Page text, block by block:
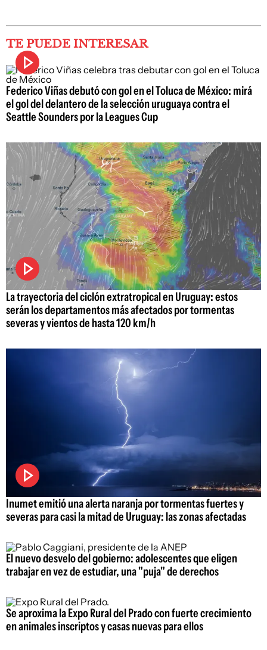
TE PUEDE INTERESAR
Federico Viñas debutó con gol en el Toluca de México: mirá
el gol del delantero de la selección uruguaya contra el
Seattle Sounders por la Leagues Cup
La trayectoria del ciclón extratropical en Uruguay: estos
serán los departamentos más afectados por tormentas
severas y vientos de hasta 120 km/h
Inumet emitió una alerta naranja por tormentas fuertes y
severas para casi la mitad de Uruguay: las zonas afectadas
El nuevo desvelo del gobierno: adolescentes que eligen
trabajar en vez de estudiar, una "puja" de derechos
Se aproxima la Expo Rural del Prado con fuerte crecimiento
en animales inscriptos y casas nuevas para ellos